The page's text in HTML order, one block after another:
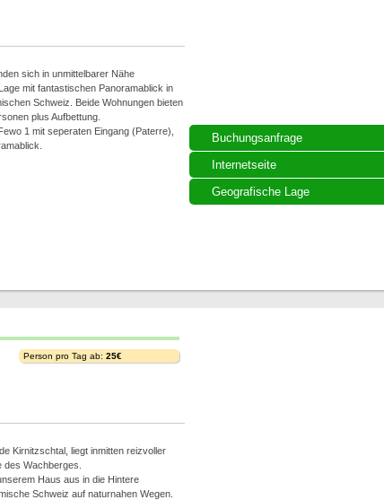
Buchungsanfrage
Internetseite
Geografische Lage
sich in unmittelbarer Nähe
mit fantastischen Panoramablick in
Schweiz. Beide Wohnungen bieten
plus Aufbettung.
1 mit seperaten Eingang (Paterre),
Person pro Tag ab: 25€
Kirnitzschtal, liegt inmitten reizvoller
Wachberges.
Haus aus in die Hintere
Schweiz auf naturnahen Wegen.